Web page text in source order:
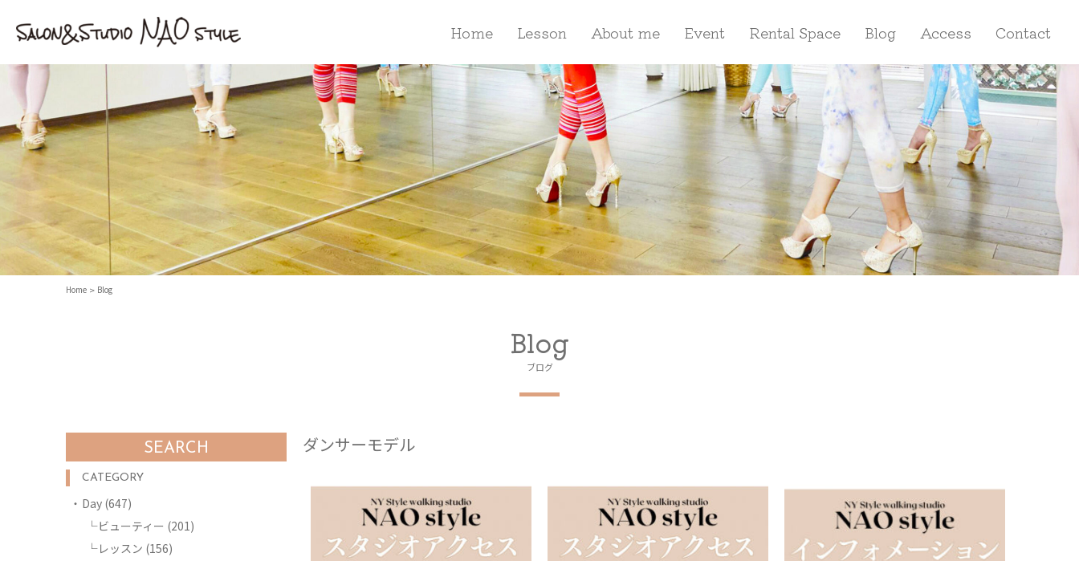
Home Lesson About me Event Rental Space Blog Access Contact
Home Blog
Blog
ブログ
SEARCH
CATEGORY
Day (647)
ビューティー (201)
レッスン (156)
ダンサーモデル